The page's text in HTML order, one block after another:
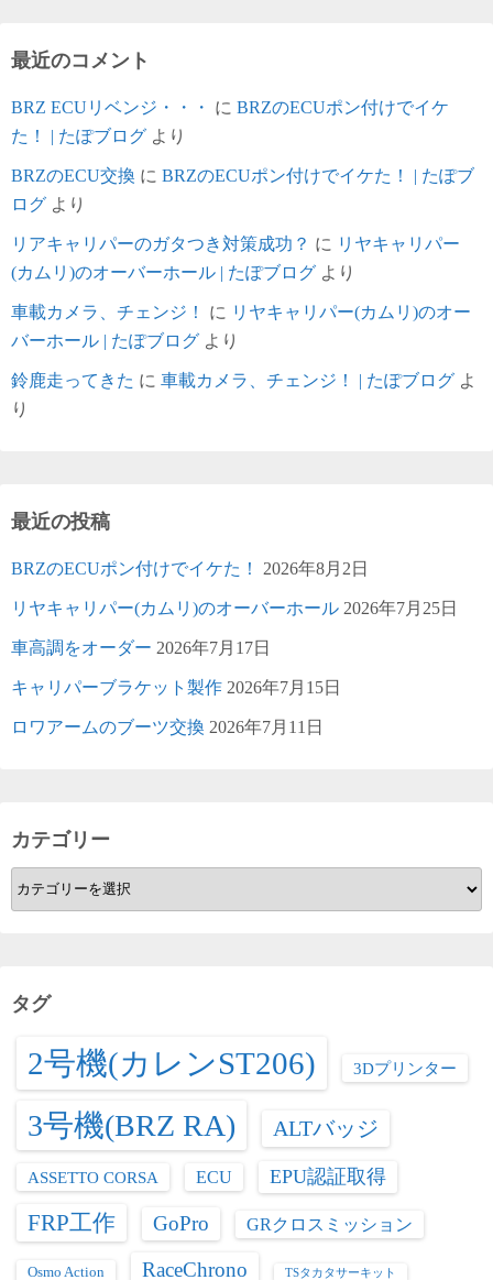
最近のコメント
BRZ ECUリベンジ・・・ に BRZのECUポン付けでイケ
た！ | たぽブログ より
BRZのECU交換 に BRZのECUポン付けでイケた！ | たぽブ
ログ より
リアキャリパーのガタつき対策成功？ に リヤキャリパー
(カムリ)のオーバーホール | たぽブログ より
車載カメラ、チェンジ！ に リヤキャリパー(カムリ)のオー
バーホール | たぽブログ より
鈴鹿走ってきた に 車載カメラ、チェンジ！ | たぽブログ よ
り
最近の投稿
BRZのECUポン付けでイケた！ 2026年8月2日
リヤキャリパー(カムリ)のオーバーホール 2026年7月25日
車高調をオーダー 2026年7月17日
キャリパーブラケット製作 2026年7月15日
ロワアームのブーツ交換 2026年7月11日
カテゴリー
カ
テ
ー
タグ
2号機(カレンST206) 3Dプリンター
3号機(BRZ RA) ALTバッジ
ASSETTO CORSA ECU EPU認証取得
FRP工作 GoPro GRクロスミッション
Osmo Action RaceChrono TSタカタサーキット